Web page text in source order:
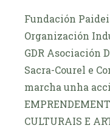
Fundación
Organización
GDR Asociación
Sacra-Courel e
marcha unha
CULTURAIS E